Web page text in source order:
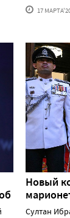
17
Новый
Султан